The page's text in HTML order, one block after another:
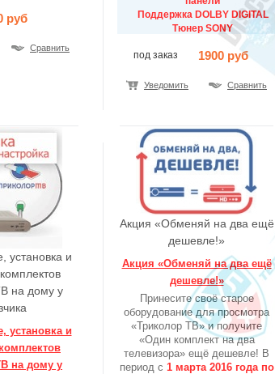
руб
Сравнить
Поддержка DOLBY DIGITAL
Тюнер SONY
под заказ 1900 руб
Уведомить Сравнить
установка и
на дому у
установка и
на дому у
Акция «Обменяй на два ещё
дешевле!»
Акция «Обменяй на два ещё
дешевле!»
Принесите своё старое
оборудование для просмотра
«Триколор ТВ» и получите
«Один комплект на два
телевизора» ещё дешевле! В
период с 1 марта 2016 года по